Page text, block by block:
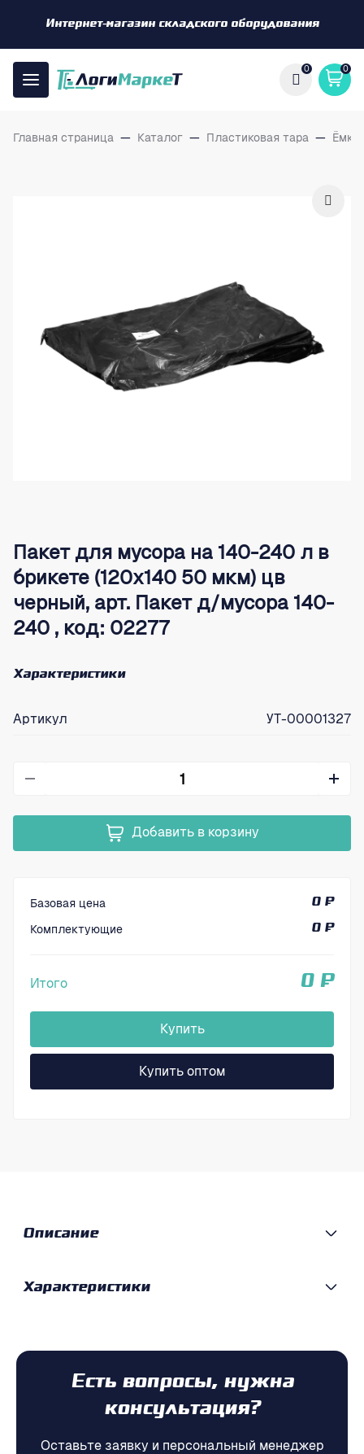
Интернет-магазин складского оборудования
0 0
Главная страница — Каталог — Пластиковая тара —
Пакет для мусора на 140-240 л в
брикете (120х140 50 мкм) цв
черный, арт. Пакет д/мусора 140-
240 , код: 02277
Характеристики
Артикул УТ-00001327
Добавить в корзину
Базовая цена
0 ₽
Комплектующие
0 ₽
Итого 0 ₽
Купить
Купить оптом
Описание
Характеристики
Есть вопросы, нужна
консультация?
Оставьте заявку и персональный менеджер